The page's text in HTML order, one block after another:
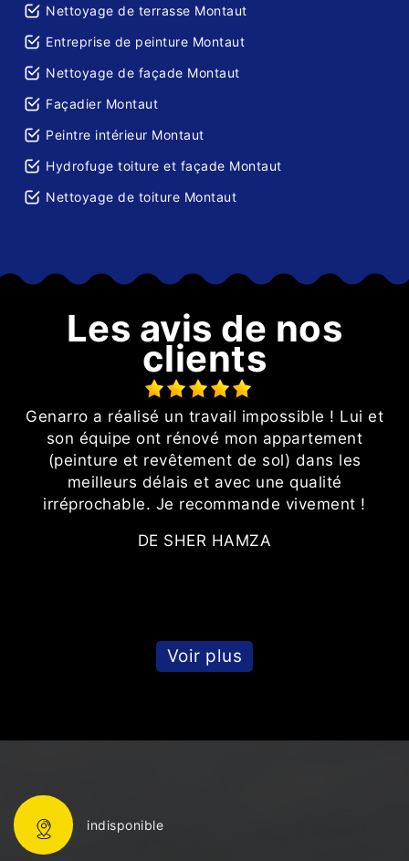
Nettoyage de terrasse Montaut
Entreprise de peinture Montaut
Nettoyage de façade Montaut
Façadier Montaut
Peintre intérieur Montaut
Hydrofuge toiture et façade Montaut
Nettoyage de toiture Montaut
Les avis de nos
clients
Genarro a réalisé un travail impossible ! Lui et
son équipe ont rénové mon appartement
(peinture et revêtement de sol) dans les
meilleurs délais et avec une qualité
irréprochable. Je recommande vivement !
DE SHER HAMZA
Voir plus
indisponible